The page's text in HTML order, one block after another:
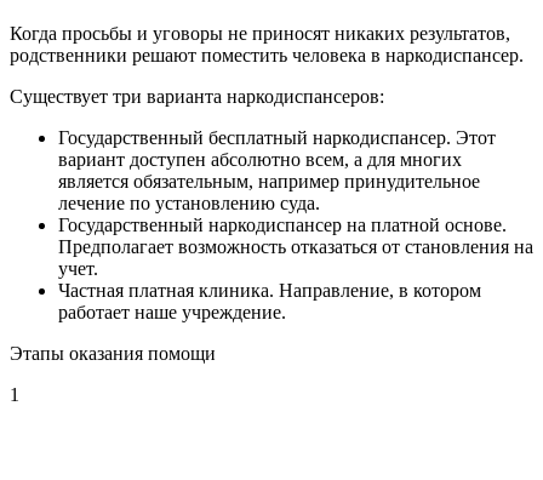
Когда просьбы и уговоры не приносят никаких результатов,
родственники решают поместить человека в наркодиспансер.
Существует три варианта наркодиспансеров:
Государственный бесплатный наркодиспансер. Этот
вариант доступен абсолютно всем, а для многих
является обязательным, например принудительное
лечение по установлению суда.
Государственный наркодиспансер на платной основе.
Предполагает возможность отказаться от становления на
учет.
Частная платная клиника. Направление, в котором
работает наше учреждение.
Этапы оказания помощи
1